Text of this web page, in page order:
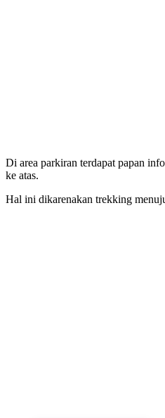
Di area parkiran terdapat papan
ke atas.
Hal ini dikarenakan trekking